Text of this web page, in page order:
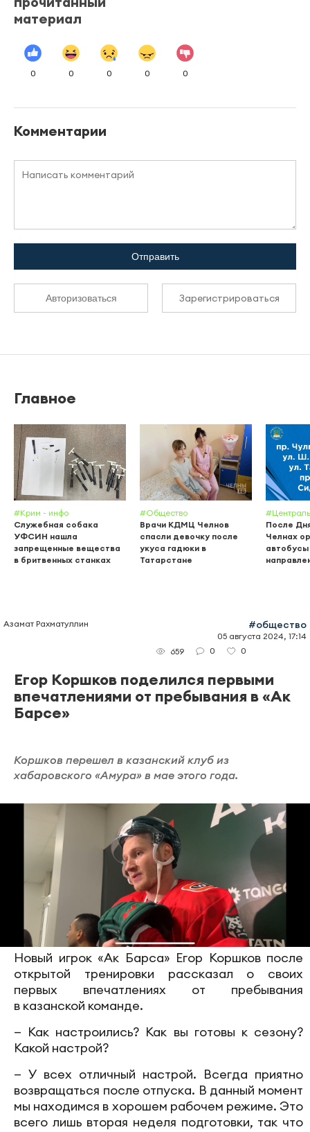
материал
0 0 0 0 0
Комментарии
Отправить
Авторизоваться Зарегистрироваться
Главное
#Крим - инфо
Служебная собака
УФСИН нашла
запрещенные вещества
в бритвенных станках
#Общество
Врачи КДМЦ Челнов
спасли девочку после
укуса гадюки в
Татарстане
После
Челнах
автобусы
Азамат Рахматуллин #общество
05 августа 2024, 17:14
659
0 0
Егор Коршков поделился первыми
впечатлениями от пребывания в «Ак
Барсе»
Коршков перешел в казанский клуб из
хабаровского «Амура» в мае этого года.
Новый игрок «Ак Барса» Егор Коршков после
открытой тренировки рассказал о своих
первых впечатлениях от пребывания
в казанской команде.
— Как настроились? Как вы готовы к сезону?
Какой настрой?
— У всех отличный настрой. Всегда приятно
возвращаться после отпуска. В данный момент
мы находимся в хорошем рабочем режиме. Это
всего лишь вторая неделя подготовки, так что